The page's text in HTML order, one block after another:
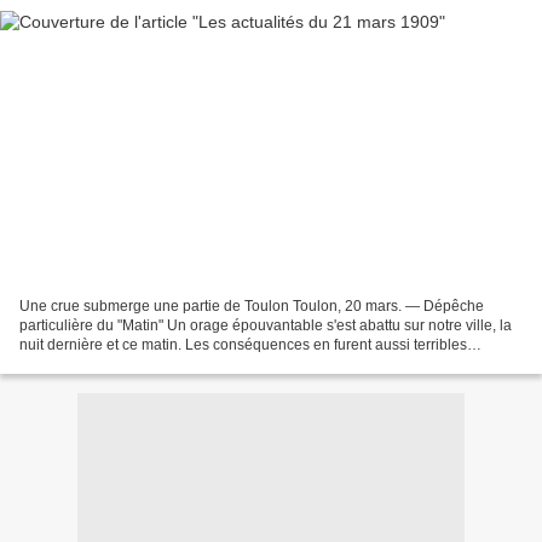
Une crue submerge une partie de Toulon Toulon, 20 mars. — Dépêche
particulière du "Matin" Un orage épouvantable s'est abattu sur notre ville, la
nuit dernière et ce matin. Les conséquences en furent aussi terribles